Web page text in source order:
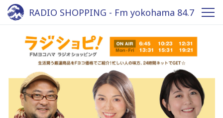
RADIO SHOPPING - Fm yokohama 84.7